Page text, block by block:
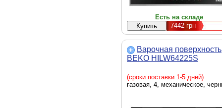
Есть на складе
7442 грн
Варочная поверхность
BEKO HILW64225S
(сроки поставки 1-5 дней)
газовая, 4, механическое,